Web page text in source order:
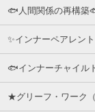
🐟人間関係の再構築
✨インナーペアレン
🐟インナーチャイル
★グリーフ・ワーク